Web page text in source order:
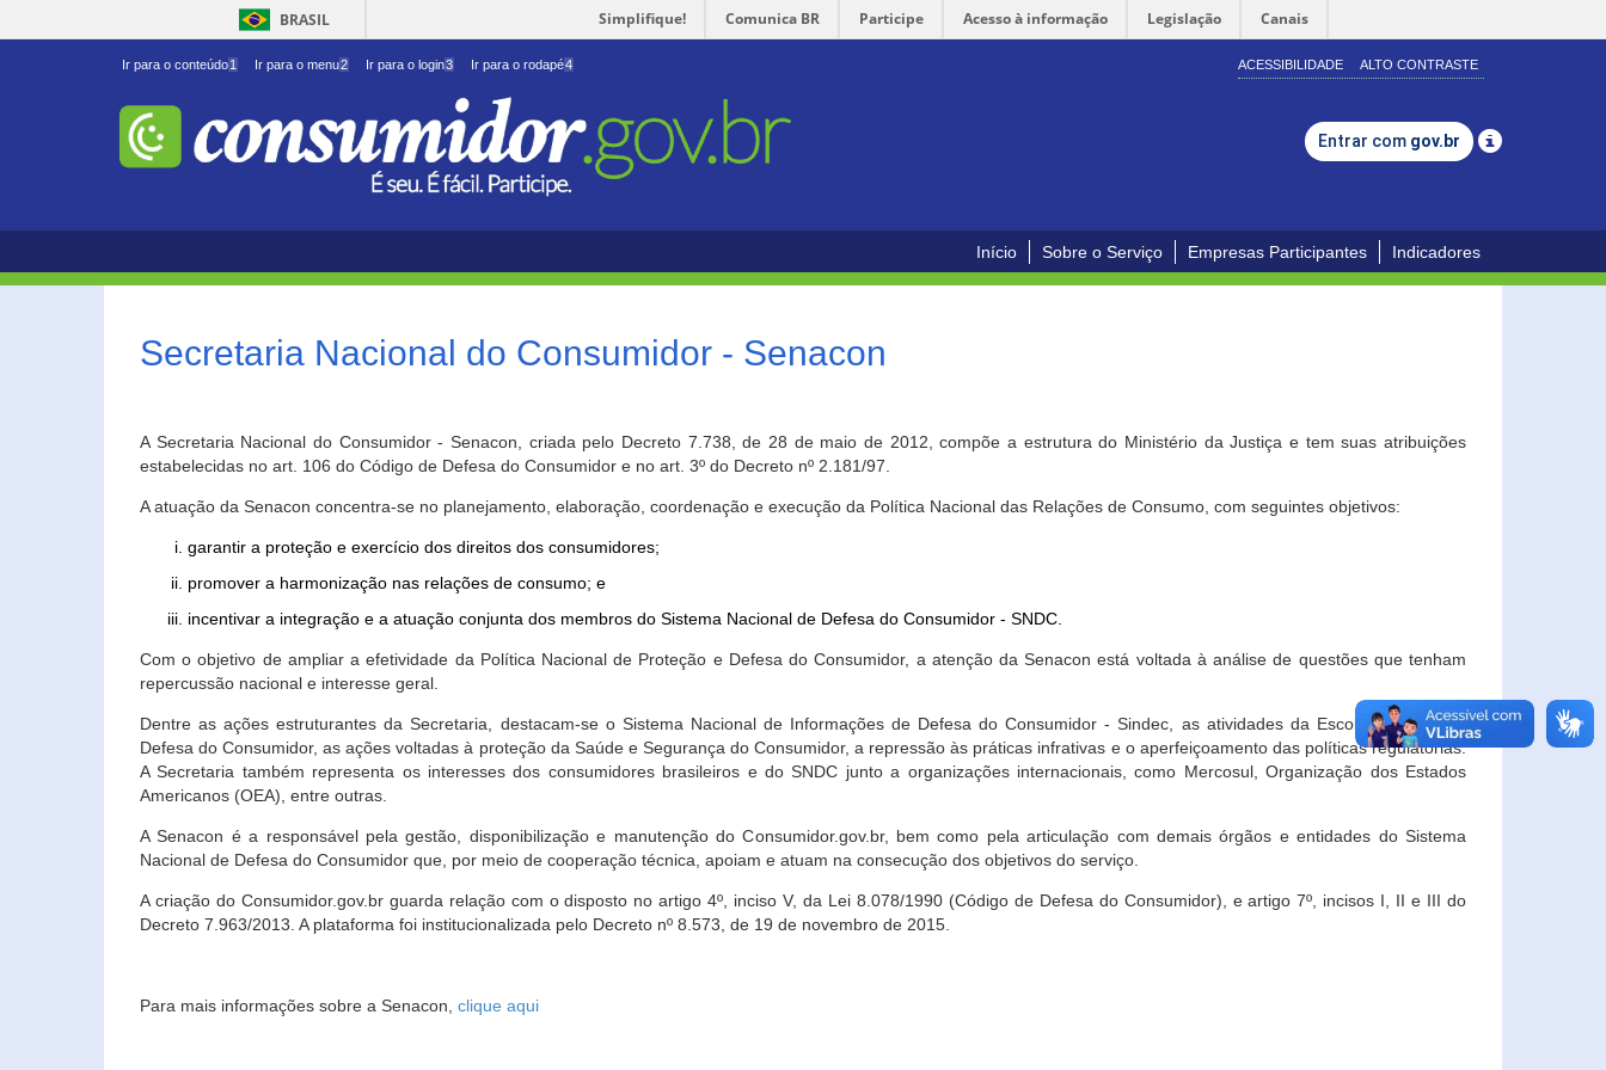
BRASIL Simplifique! Comunica BR Participe Acesso à informação Legislação Canais
Ir para o conteúdo1 Ir para o menu2 Ir para o login3 Ir para o rodapé4 ACESSIBILIDADE ALTO CONTRASTE
Entrar com gov.br
Início Sobre o Serviço Empresas Participantes Indicadores
Secretaria Nacional do Consumidor - Senacon
A Secretaria Nacional do Consumidor - Senacon, criada pelo Decreto 7.738, de 28 de maio de 2012, compõe a estrutura do Ministério da Justiça e tem suas atribuições
estabelecidas no art. 106 do Código de Defesa do Consumidor e no art. 3º do Decreto nº 2.181/97.
A atuação da Senacon concentra-se no planejamento, elaboração, coordenação e execução da Política Nacional das Relações de Consumo, com seguintes objetivos:
garantir a proteção e exercício dos direitos dos consumidores;
promover a harmonização nas relações de consumo; e
incentivar a integração e a atuação conjunta dos membros do Sistema Nacional de Defesa do Consumidor - SNDC.
Com o objetivo de ampliar a efetividade da Política Nacional de Proteção e Defesa do Consumidor, a atenção da Senacon está voltada à análise de questões que tenham
repercussão nacional e interesse geral.
Dentre as ações estruturantes da Secretaria, destacam-se o Sistema Nacional de Informações de Defesa do Consumidor - Sindec, as atividades da Escola Nacional de
Defesa do Consumidor, as ações voltadas à proteção da Saúde e Segurança do Consumidor, a repressão às práticas infrativas e o aperfeiçoamento das políticas regulatórias.
A Secretaria também representa os interesses dos consumidores brasileiros e do SNDC junto a organizações internacionais, como Mercosul, Organização dos Estados
Americanos (OEA), entre outras.
A Senacon é a responsável pela gestão, disponibilização e manutenção do Consumidor.gov.br, bem como pela articulação com demais órgãos e entidades do Sistema
Nacional de Defesa do Consumidor que, por meio de cooperação técnica, apoiam e atuam na consecução dos objetivos do serviço.
A criação do Consumidor.gov.br guarda relação com o disposto no artigo 4º, inciso V, da Lei 8.078/1990 (Código de Defesa do Consumidor), e artigo 7º, incisos I, II e III do
Decreto 7.963/2013. A plataforma foi institucionalizada pelo Decreto nº 8.573, de 19 de novembro de 2015.
Para mais informações sobre a Senacon, clique aqui